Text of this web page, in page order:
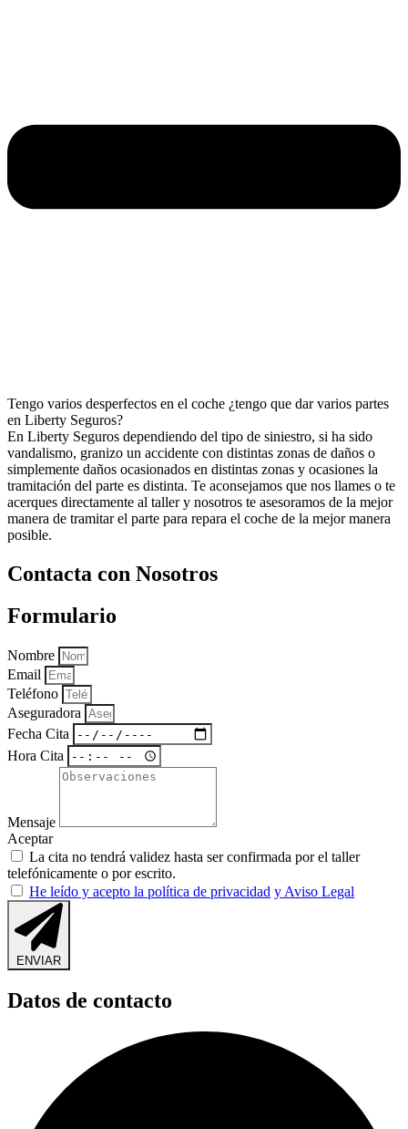
Tengo varios desperfectos en el coche ¿tengo que dar varios partes
en Liberty Seguros?
En Liberty Seguros dependiendo del tipo de siniestro, si ha sido
vandalismo, granizo un accidente con distintas zonas de daños o
simplemente daños ocasionados en distintas zonas y ocasiones la
tramitación del parte es distinta. Te aconsejamos que nos llames o te
acerques directamente al taller y nosotros te asesoramos de la mejor
manera de tramitar el parte para repara el coche de la mejor manera
posible.
Contacta con Nosotros
Formulario
Nombre
Email
Teléfono
Aseguradora
Fecha Cita
Hora Cita
Mensaje
Aceptar
La cita no tendrá validez hasta ser confirmada por el taller
telefónicamente o por escrito.
He leído y acepto la política de privacidad y Aviso Legal
ENVIAR
Datos de contacto